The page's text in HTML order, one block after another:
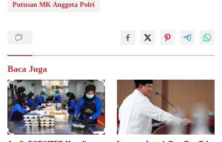
Putusan MK Anggota Polri
Baca Juga